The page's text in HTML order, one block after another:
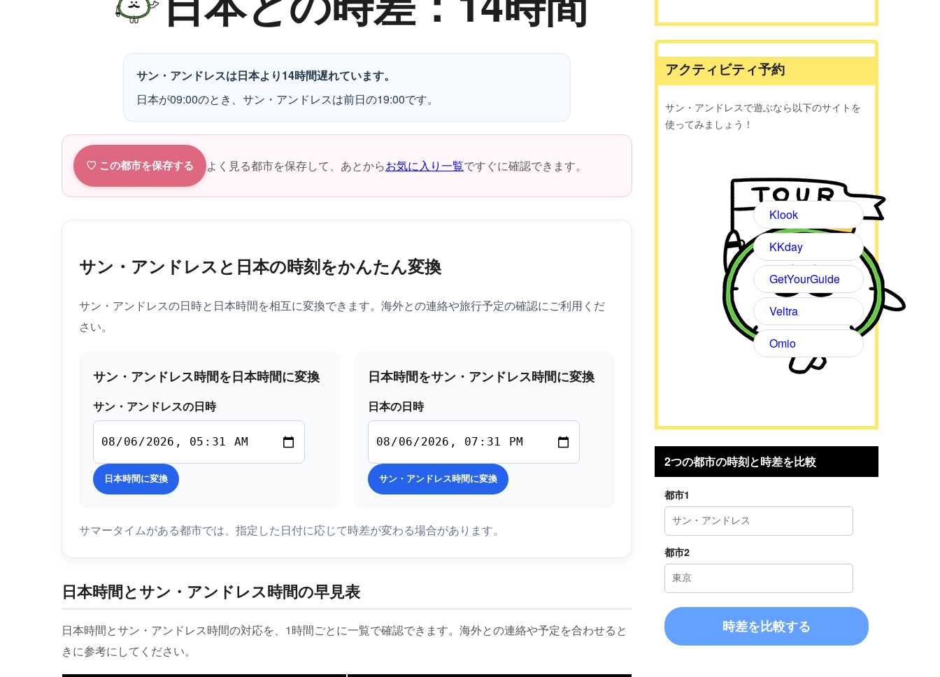
サン・アンドレスは日本より14時間遅れています。
日本が09:00のとき、サン・アンドレスは前日の19:00です。
♡ この都市を保存する よく見る都市を保存して、あとからお気に入り一覧ですぐに確認できます。
サン・アンドレスと日本の時刻をかんたん変換
サン・アンドレスの日時と日本時間を相互に変換できます。海外との連絡や旅行予定の確認にご利用くだ
さい。
サン・アンドレス時間を日本時間に変換
サン・アンドレスの日時
日本時間に変換
日本時間をサン・アンドレス時間に変換
日本の日時
サン・アンドレス時間に変換
サマータイムがある都市では、指定した日付に応じて時差が変わる場合があります。
日本時間とサン・アンドレス時間の早見表
日本時間とサン・アンドレス時間の対応を、1時間ごとに一覧で確認できます。海外との連絡や予定を合わせると
きに参考にしてください。
アクティビティ予約
サン・アンドレスで遊ぶなら以下のサイトを
使ってみましょう！
Klook
KKday
GetYourGuide
Veltra
Omio
2つの都市の時刻と時差を比較
都市1
都市2
時差を比較する